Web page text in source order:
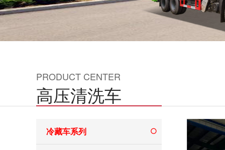
PRODUCT CENTER
高压清洗车
冷藏车系列